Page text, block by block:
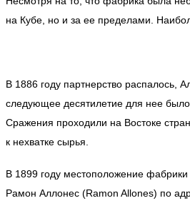
на Кубе, но и за ее пределами.
В 1886 году партнерство распалось,
следующее десятилетие для нее
Сражения проходили на Востоке
к нехватке сырья.
В 1899 году местоположение
Рамон Аллонес (Ramon Allones) по